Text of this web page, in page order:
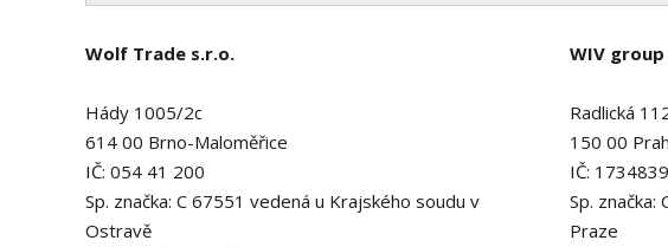
Wolf Trade s.r.o.
Hády 1005/2c
614 00 Brno-Maloměřice
IČ: 054 41 200
Sp. značka: C 67551 vedená u Krajského soudu v
Ostravě
WIV group
Radlická
150 00
IČ:
Sp.
Praze